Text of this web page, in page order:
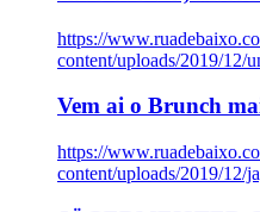
https://
content/uploads/2019/12/
Vem ai o Brunch
https://
content/uploads/2019/12/